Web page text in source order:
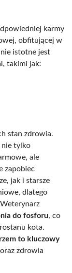
karmy
obfitującej w
istotne jest
takimi jak:
stan zdrowia.
nie tylko
ale
zapobiec
jak i starsze
dlatego
do fosforu, co
kota.
to kluczowy
zdrowia